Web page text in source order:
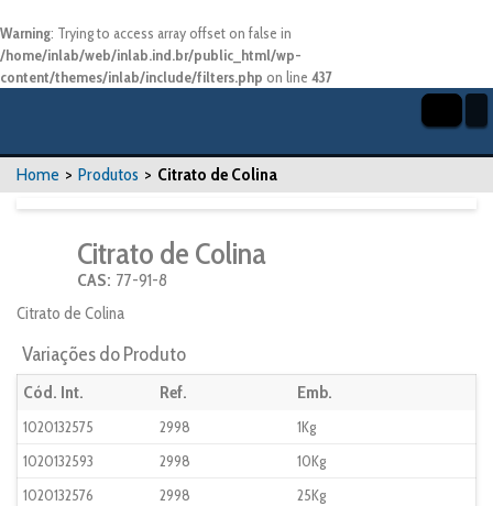
Warning: Trying to access array offset on false in
/home/inlab/web/inlab.ind.br/public_html/wp-
content/themes/inlab/include/filters.php on line 437
Home > Produtos > Citrato de Colina
Citrato de Colina
CAS: 77-91-8
Citrato de Colina
Variações do Produto
Cód. Int. Ref. Emb.
1020132575 2998
1Kg
1020132593
2998
10Kg
1020132576
2998 25Kg